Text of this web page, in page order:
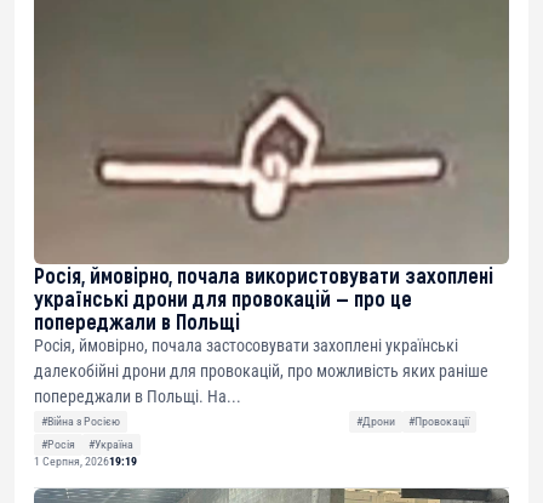
Росія, ймовірно, почала використовувати захоплені
українські дрони для провокацій — про це
попереджали в Польщі
Росія, ймовірно, почала застосовувати захоплені українські
далекобійні дрони для провокацій, про можливість яких раніше
попереджали в Польщі. На...
#Війна з Росією #Дрони
#Провокації
#Росія
#Україна
1 Серпня, 202619:19